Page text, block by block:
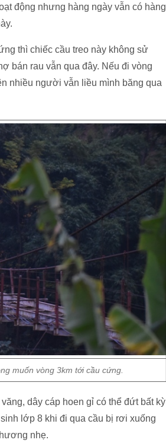
động nhưng hàng ngày vẫn có hàng
thì chiếc cầu treo này không sử
bán rau vẫn qua đây. Nếu đi vòng
nhiều người vẫn liều mình băng qua
muốn vòng 3km tới cầu cứng.
dây cáp hoen gỉ có thể đứt bất kỳ
lớp 8 khi đi qua cầu bị rơi xuống
nhẹ.